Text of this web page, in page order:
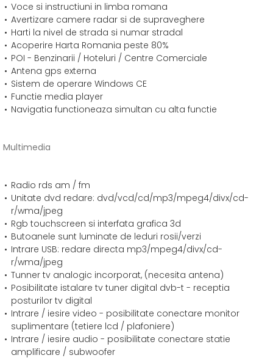
Voce si instructiuni in limba romana
Avertizare camere radar si de supraveghere
Harti la nivel de strada si numar stradal
Acoperire Harta Romania peste 80%
POI - Benzinarii / Hoteluri / Centre Comerciale
Antena gps externa
Sistem de operare Windows CE
Functie media player
Navigatia functioneaza simultan cu alta functie
Multimedia
Radio rds am / fm
Unitate dvd redare: dvd/vcd/cd/mp3/mpeg4/divx/cd-
r/wma/jpeg
Rgb touchscreen si interfata grafica 3d
Butoanele sunt luminate de leduri rosii/verzi
Intrare USB: redare directa mp3/mpeg4/divx/cd-
r/wma/jpeg
Tunner tv analogic incorporat, (necesita antena)
Posibilitate istalare tv tuner digital dvb-t - receptia
posturilor tv digital
Intrare / iesire video - posibilitate conectare monitor
suplimentare (tetiere lcd / plafoniere)
Intrare / iesire audio - posibilitate conectare statie
amplificare / subwoofer